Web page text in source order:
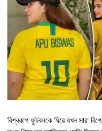
বিশ্বকাপ ফুটবলকে ঘিরে যখন সারা